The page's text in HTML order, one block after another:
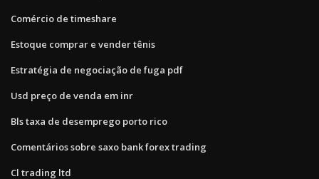
Comércio de timeshare
Estoque comprar e vender tênis
Estratégia de negociação de fuga pdf
Usd preço de venda em inr
Bls taxa de desemprego porto rico
Comentários sobre saxo bank forex trading
Cl trading ltd